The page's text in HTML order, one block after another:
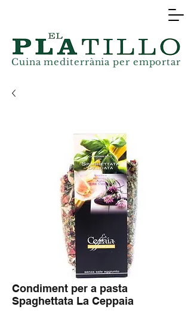
Cuina mediterràniaper emportar
Condiment per a pasta
Spaghettata La Ceppaia